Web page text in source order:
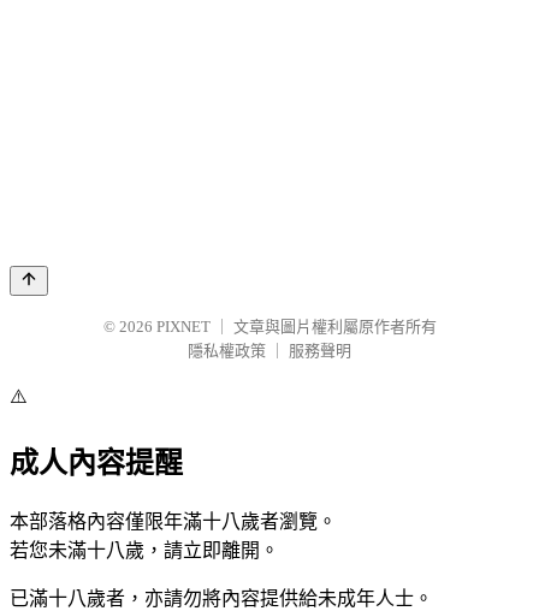
© 2026 PIXNET
文章與圖片權利屬原作者所有
隱私權政策
服務聲明
⚠️
成人內容提醒
本部落格內容僅限年滿十八歲者瀏覽。
若您未滿十八歲，請立即離開。
已滿十八歲者，亦請勿將內容提供給未成年人士。